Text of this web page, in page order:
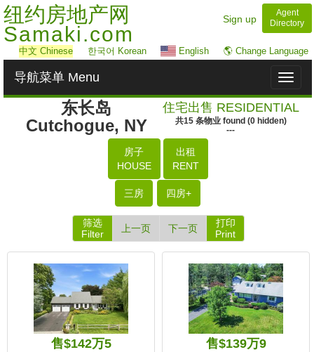
纽约房地产网
Samaki.com
Sign up
Agent
Directory
中文 Chinese 한국어 Korean English 🌎 Change Language
Toggle
导航菜单 Menu
东长岛
Cutchogue, NY
住宅出售 RESIDENTIAL
共15 条物业found (0hidden)
---
房子
HOUSE
出租
RENT
三房 四房+
筛选
Filter
上一页 下一页
打印
Print
售$142万5 售$139万9